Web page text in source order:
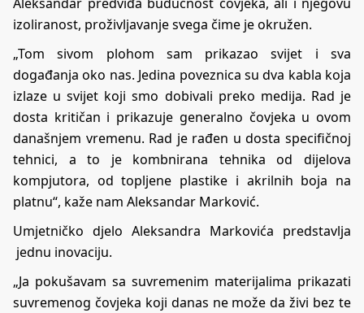
izoliranost, proživljavanje svega čime je okružen.
„Tom sivom plohom sam prikazao svijet i sva
događanja oko nas. Jedina poveznica su dva kabla koja
izlaze u svijet koji smo dobivali preko medija. Rad je
dosta kritičan i prikazuje generalno čovjeka u ovom
današnjem vremenu. Rad je rađen u dosta specifičnoj
tehnici, a to je kombnirana tehnika od dijelova
kompjutora, od topljene plastike i akrilnih boja na
platnu“, kaže nam Aleksandar Marković.
Umjetničko djelo Aleksandra Markovića predstavlja
jednu inovaciju.
„Ja pokušavam sa suvremenim materijalima prikazati
suvremenog čovjeka koji danas ne može da živi bez te